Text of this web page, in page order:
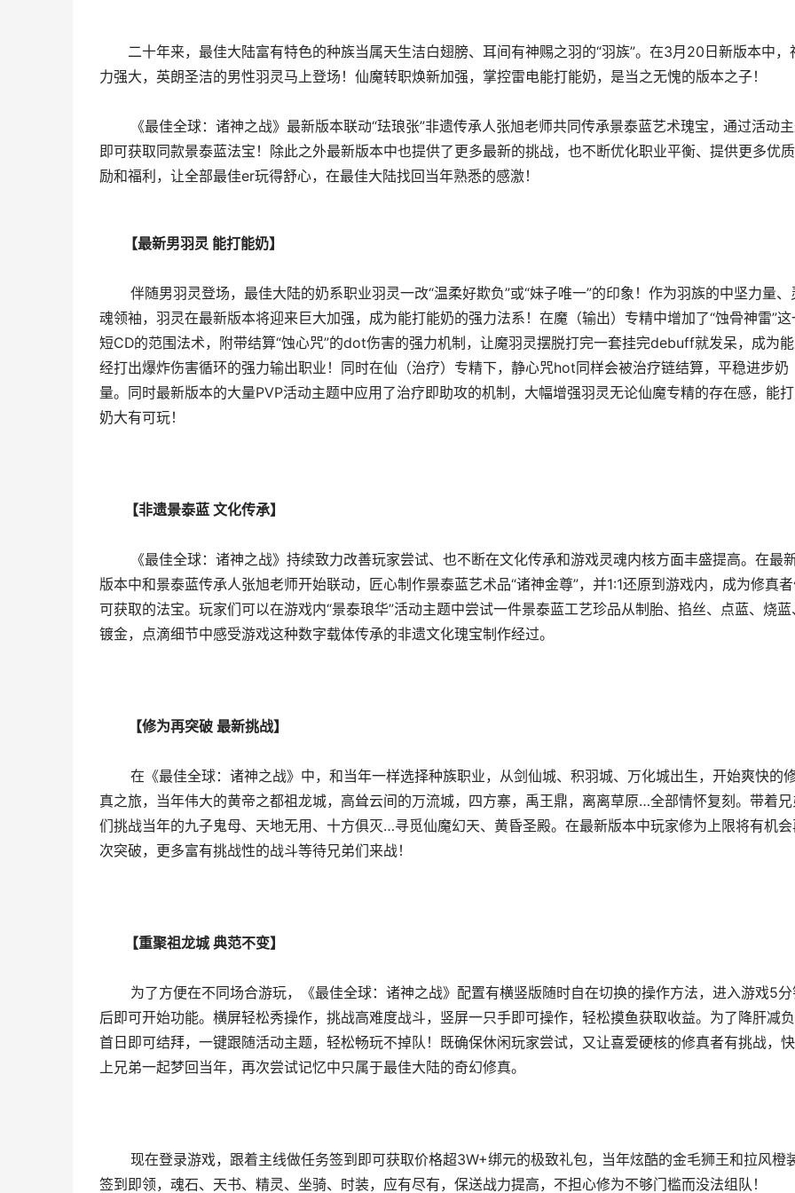
二十年来，最佳大陆富有特色的种族当属天生洁白翅膀、耳间有神赐之羽的“羽族”。在3月20日新版本中，
力强大，英朗圣洁的男性羽灵马上登场！仙魔转职焕新加强，掌控雷电能打能奶，是当之无愧的版本之子！
《最佳全球：诸神之战》最新版本联动“珐琅张”非遗传承人张旭老师共同传承景泰蓝艺术瑰宝，通过活动
即可获取同款景泰蓝法宝！除此之外最新版本中也提供了更多最新的挑战，也不断优化职业平衡、提供更多优
励和福利，让全部最佳er玩得舒心，在最佳大陆找回当年熟悉的感激！
【最新男羽灵 能打能奶】
伴随男羽灵登场，最佳大陆的奶系职业羽灵一改“温柔好欺负”或“妹子唯一”的印象！作为羽族的中坚力量、
魂领袖，羽灵在最新版本将迎来巨大加强，成为能打能奶的强力法系！在魔（输出）专精中增加了“蚀骨神雷”这
短CD的范围法术，附带结算“蚀心咒”的dot伤害的强力机制，让魔羽灵摆脱打完一套挂完debuff就发呆，成为
经打出爆炸伤害循环的强力输出职业！同时在仙（治疗）专精下，静心咒hot同样会被治疗链结算，平稳进步奶
量。同时最新版本的大量PVP活动主题中应用了治疗即助攻的机制，大幅增强羽灵无论仙魔专精的存在感，能
奶大有可玩！
【非遗景泰蓝 文化传承】
《最佳全球：诸神之战》持续致力改善玩家尝试、也不断在文化传承和游戏灵魂内核方面丰盛提高。在最
版本中和景泰蓝传承人张旭老师开始联动，匠心制作景泰蓝艺术品“诸神金尊”，并1:1还原到游戏内，成为修真者
可获取的法宝。玩家们可以在游戏内“景泰琅华”活动主题中尝试一件景泰蓝工艺珍品从制胎、掐丝、点蓝、烧蓝
镀金，点滴细节中感受游戏这种数字载体传承的非遗文化瑰宝制作经过。
【修为再突破 最新挑战】
在《最佳全球：诸神之战》中，和当年一样选择种族职业，从剑仙城、积羽城、万化城出生，开始爽快的
真之旅，当年伟大的黄帝之都祖龙城，高耸云间的万流城，四方寨，禹王鼎，离离草原…全部情怀复刻。带着兄
们挑战当年的九子鬼母、天地无用、十方俱灭…寻觅仙魔幻天、黄昏圣殿。在最新版本中玩家修为上限将有机
次突破，更多富有挑战性的战斗等待兄弟们来战！
【重聚祖龙城 典范不变】
为了方便在不同场合游玩，《最佳全球：诸神之战》配置有横竖版随时自在切换的操作方法，进入游戏5分
后即可开始功能。横屏轻松秀操作，挑战高难度战斗，竖屏一只手即可操作，轻松摸鱼获取收益。为了降肝减负
首日即可结拜，一键跟随活动主题，轻松畅玩不掉队！既确保休闲玩家尝试，又让喜爱硬核的修真者有挑战，
上兄弟一起梦回当年，再次尝试记忆中只属于最佳大陆的奇幻修真。
现在登录游戏，跟着主线做任务签到即可获取价格超3W+绑元的极致礼包，当年炫酷的金毛狮王和拉风橙
签到即领，魂石、天书、精灵、坐骑、时装，应有尽有，保送战力提高，不担心修为不够门槛而没法组队！